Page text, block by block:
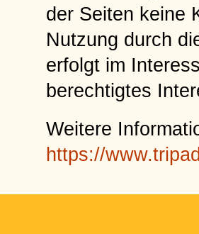
der Seiten keine
Nutzung durch
erfolgt im
berechtigtes
Weitere
https://